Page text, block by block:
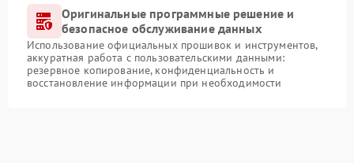
Оригинальные программные решение и
безопасное обслуживание данных
Использование официальных прошивок и инструментов,
аккуратная работа с пользовательскими данными:
резервное копирование, конфиденциальность и
восстановление информации при необходимости